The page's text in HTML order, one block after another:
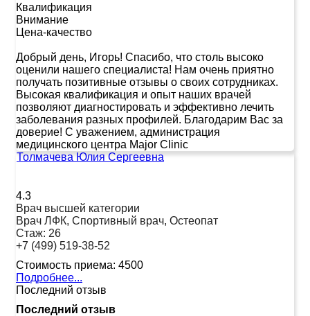
Квалификация
Внимание
Цена-качество
Добрый день, Игорь! Спасибо, что столь высоко
оценили нашего специалиста! Нам очень приятно
получать позитивные отзывы о своих сотрудниках.
Высокая квалификация и опыт наших врачей
позволяют диагностировать и эффективно лечить
заболевания разных профилей. Благодарим Вас за
доверие! С уважением, администрация
медицинского центра Major Clinic
Толмачева Юлия Сергеевна
4.3
Врач высшей категории
Врач ЛФК, Спортивный врач, Остеопат
Стаж: 26
+7 (499) 519-38-52
Стоимость приема: 4500
Подробнее...
Последний отзыв
Последний отзыв